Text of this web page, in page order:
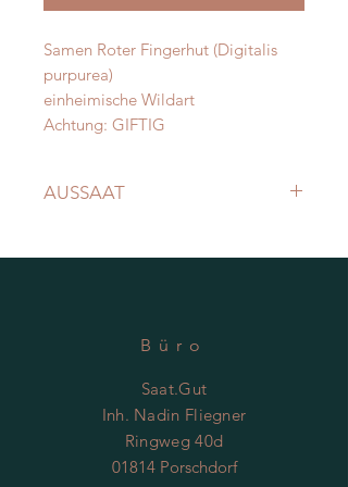
Samen Roter Fingerhut (Digitalis
purpurea)
einheimische Wildart
Achtung: GIFTIG
AUSSAAT
Saat nicht mit Erde bedecken,
Büro
Saat.Gut
Inh. Nadin Fliegner
Ringweg 40d
01814 Porschdorf